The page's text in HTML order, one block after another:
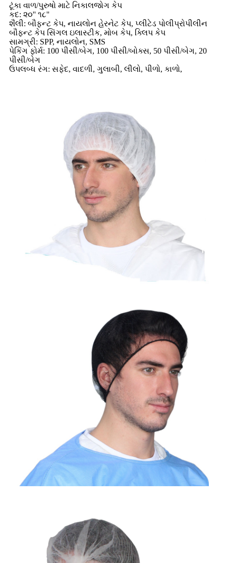
ટૂંકા વાળ/પુરુષો માટે નિકાલજોગ કેપ
કદ: ૨૦'' ૧૮''
શૈલી: બૌફન્ટ કેપ, નાયલોન હેરનેટ કેપ, પ્લીટેડ પોલીપ્રોપીલીન
બૌફન્ટ કેપ સિંગલ ઇલાસ્ટીક, મોબ કેપ, ક્લિપ કેપ
સામગ્રી: SPP, નાયલોન, SMS
પેકિંગ ફોર્મ: 100 પીસી/બેગ, 100 પીસી/બોક્સ, 50 પીસી/બેગ, 20
પીસી/બેગ
ઉપલબ્ધ રંગ: સફેદ, વાદળી, ગુલાબી, લીલો, પીળો, કાળો,